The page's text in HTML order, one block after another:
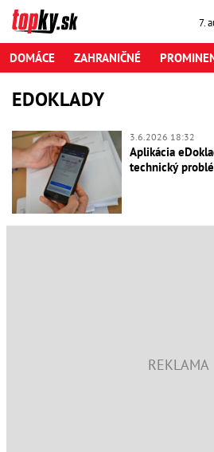
7.
DOMÁCE ZAHRANIČNÉ
EDOKLADY
3.6.2026 18:32
Aplikácia
technický